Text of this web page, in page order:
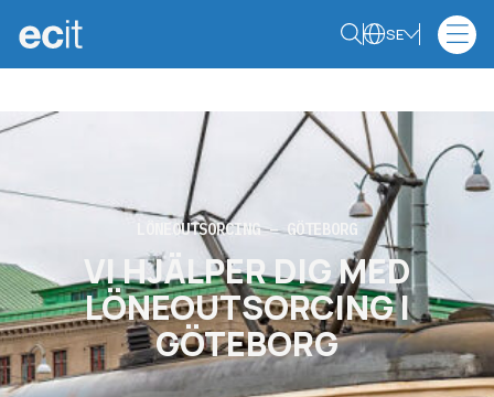
SE
LÖNEOUTSORCING – GÖTEBORG
VI HJÄLPER DIG MED
LÖNEOUTSORCING I
GÖTEBORG